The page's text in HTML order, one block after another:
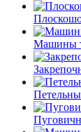
Машины